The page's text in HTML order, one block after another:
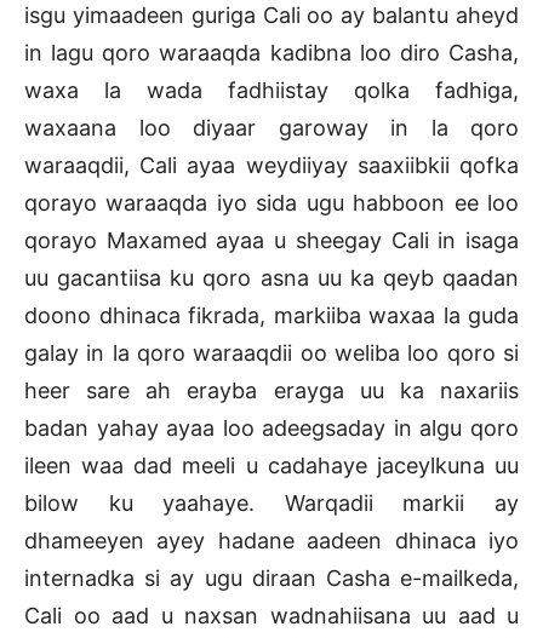
isgu yimaadeen guriga Cali oo ay balantu aheyd
in lagu qoro waraaqda kadibna loo diro Casha,
waxa la wada fadhiistay qolka fadhiga,
waxaana loo diyaar garoway in la qoro
waraaqdii, Cali ayaa weydiiyay saaxiibkii qofka
qorayo waraaqda iyo sida ugu habboon ee loo
qorayo Maxamed ayaa u sheegay Cali in isaga
uu gacantiisa ku qoro asna uu ka qeyb qaadan
doono dhinaca fikrada, markiiba waxaa la guda
galay in la qoro waraaqdii oo weliba loo qoro si
heer sare ah erayba erayga uu ka naxariis
badan yahay ayaa loo adeegsaday in algu qoro
ileen waa dad meeli u cadahaye jaceylkuna uu
bilow ku yaahaye. Warqadii markii ay
dhameeyen ayey hadane aadeen dhinaca iyo
internadka si ay ugu diraan Casha e-mailkeda,
Cali oo aad u naxsan wadnahiisana uu aad u